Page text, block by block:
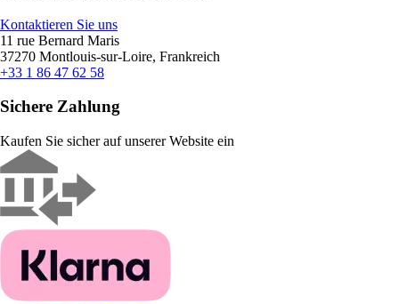
Kontaktieren Sie uns
11 rue Bernard Maris
37270 Montlouis-sur-Loire, Frankreich
+33 1 86 47 62 58
Sichere Zahlung
Kaufen Sie sicher auf unserer Website ein